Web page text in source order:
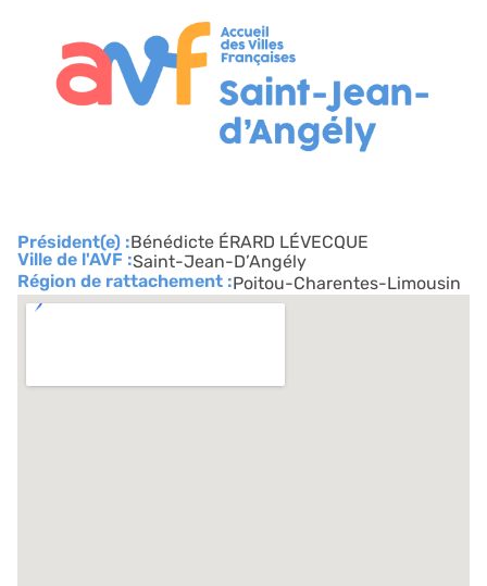
Président(e) :Bénédicte ÉRARD LÉVECQUE
Ville de l'AVF :Saint-Jean-D’Angély
Région de rattachement :Poitou-Charentes-Limousin